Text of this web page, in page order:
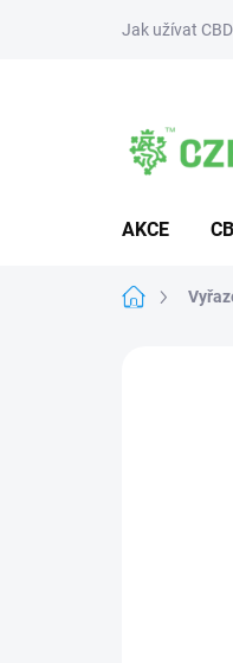
Jak užívat
AKCE
Domů